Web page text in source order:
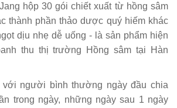
hộp 30 gói chiết xuất từ hồng sâm
thành phần thảo dược quý hiếm khác
dịu nhẹ dễ uống - là sản phẩm hiện
thu thị trường Hồng sâm tại Hàn
người bình thường ngày đầu chia
trong ngày, những ngày sau 1 ngày